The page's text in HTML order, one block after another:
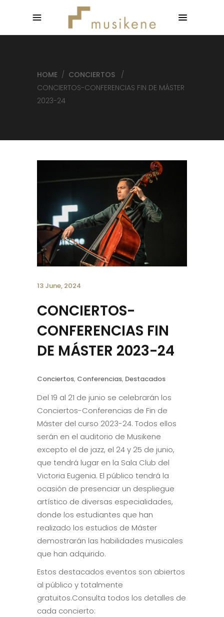
HOME / CONCIERTOS
/
CONCIERTOS-CONFERENCIAS FIN DE MÁSTER
2023-24
13 June, 2024
CONCIERTOS-
CONFERENCIAS FIN
DE MÁSTER 2023-24
Conciertos, Conferencias, Destacados
Del 19 al 21 de junio se celebrarán los
Conciertos-Conferencias de Fin de
Máster del curso 2023-24. Todos ellos
serán en el auditorio de Musikene
excepto el de jazz, el 24 y 25 de junio,
que tendrá lugar en la Sala Club del
Victoria Eugenia. El público tendrá la
ocasión de presenciar un despliegue
artístico de diversas especialidades,
donde los estudiantes que han
realizado los estudios de Máster
demostrarán las habilidades musicales
que han adquirido.
Estos destacados eventos son abiertos
al público y totalmente
gratuitos.Consulta todos los detalles de
cada concierto: